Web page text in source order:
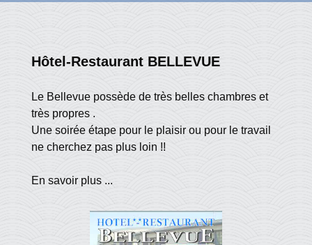
Hôtel-Restaurant BELLEVUE
Le Bellevue possède de très belles chambres et
très propres .
Une soirée étape pour le plaisir ou pour le travail
ne cherchez pas plus loin !!
En savoir plus ...